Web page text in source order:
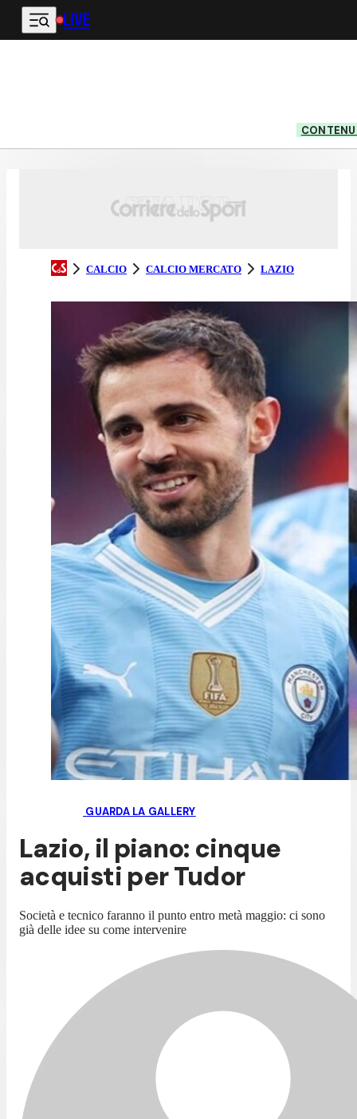
Vai al contenuto principale
LIVE
CALCIO CALCIO MERCATO LAZIO
GUARDA LA GALLERY
Lazio, il piano: cinque
acquisti per Tudor
Società e tecnico faranno il punto entro metà maggio: ci sono
già delle idee su come intervenire